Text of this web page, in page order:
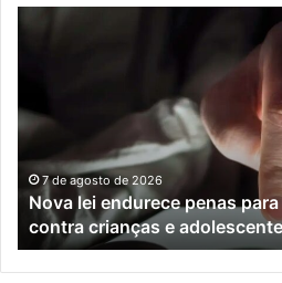
para
crimes
sexuais
online
contra
crianças
e
adolescentes
7 de agosto de 2026
Nova lei endurece penas
contra crianças e